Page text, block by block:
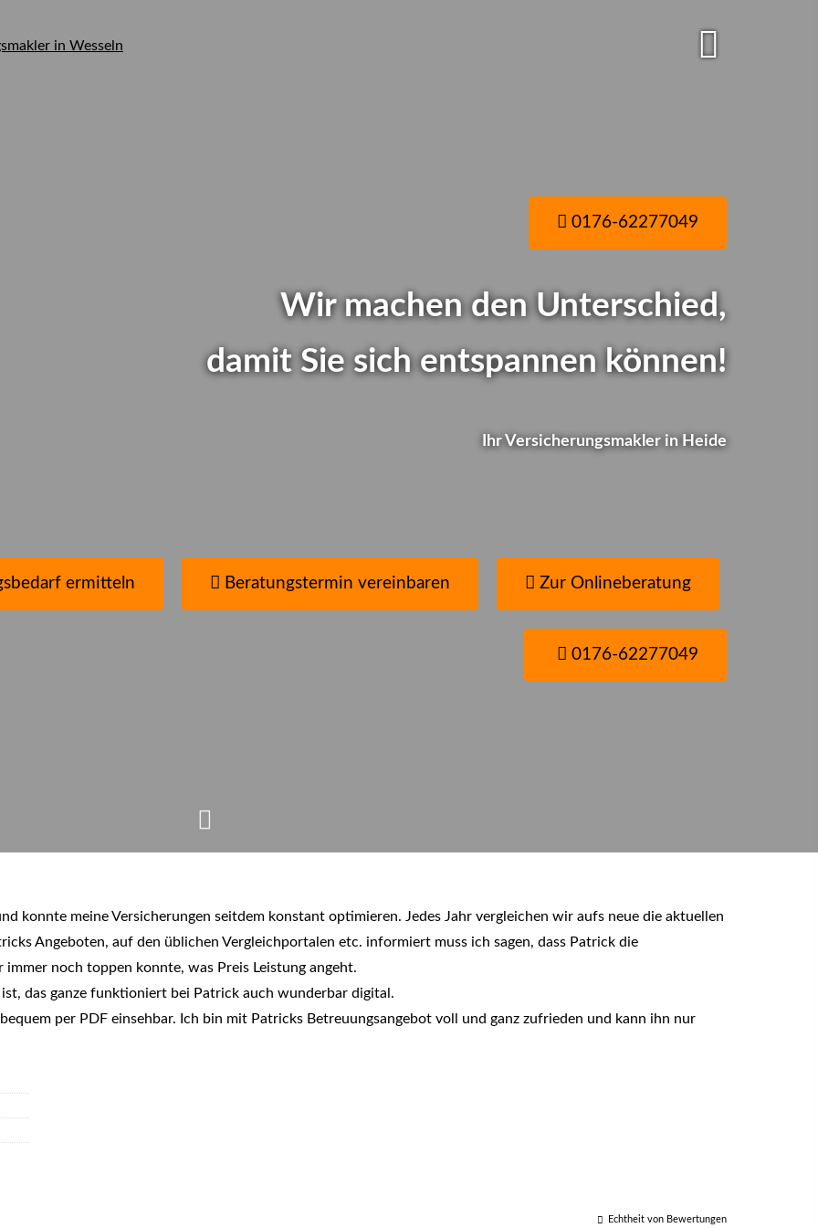
0176-62277049
Wir machen den Unterschied,
damit Sie sich entspannen können!
Ihr Ver­sicherungs­makler in Heide
ermitteln Beratungstermin vereinbaren Zur Onlineberatung
0176-62277049
konnte meine Versicherungen seitdem konstant optimieren. Jedes Jahr ver­gleichen wir aufs neue die aktuellen
Angeboten, auf den üblichen Vergleichportalen etc. informiert muss ich sagen, dass Patrick die
noch toppen konnte, was Preis Leistung angeht.
das ganze funktioniert bei Patrick auch wunderbar digital.
per PDF einsehbar. Ich bin mit Patricks Betreuungsangebot voll und ganz zufrieden und kann ihn nur
Echtheit von Bewertungen